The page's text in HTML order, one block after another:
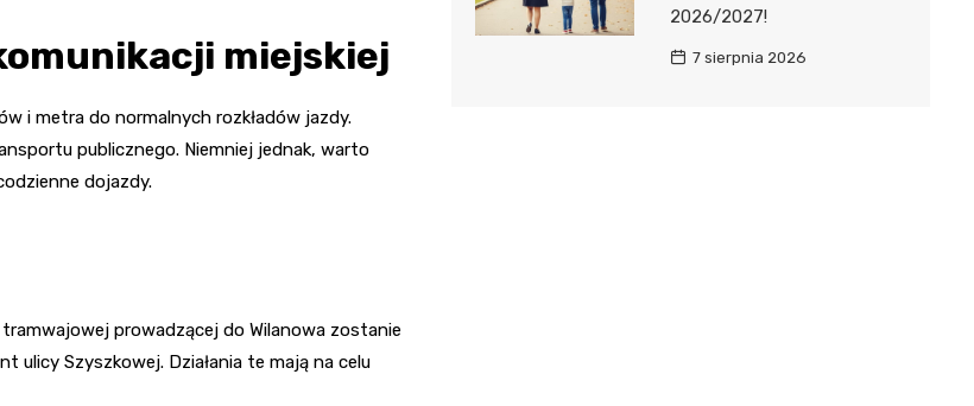
miejskiej
i metra do normalnych rozkładów jazdy.
publicznego. Niemniej jednak, warto
dojazdy.
prowadzącej do Wilanowa zostanie
ulicy Szyszkowej. Działania te mają na celu
2026/2027!
7 sierpnia 2026